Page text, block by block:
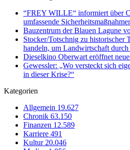
“FREY WILLE“ informiert über
umfassende
Bauzentrum der Blauen Lagune
Stocker/Totschnig zu historischer
handeln, um Landwirtschaft
Dieselkino Oberwart eröffnet
Gewessler: „Wo versteckt sich
in dieser Krise?“
Kategorien
Allgemein 19.627
Chronik 63.150
Finanzen 12.589
Karriere 491
Kultur 20.046